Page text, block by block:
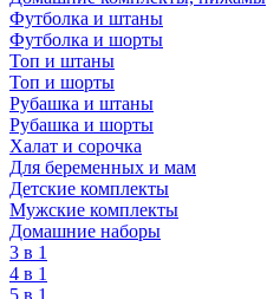
Футболка и штаны
Футболка и шорты
Топ и штаны
Топ и шорты
Рубашка и штаны
Рубашка и шорты
Халат и сорочка
Для беременных и мам
Детские комплекты
Мужские комплекты
Домашние наборы
3 в 1
4 в 1
5 в 1